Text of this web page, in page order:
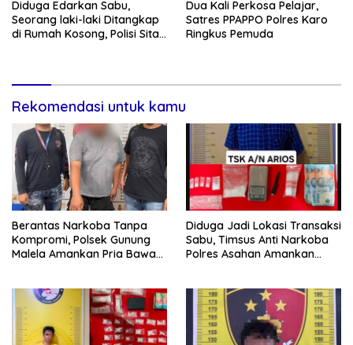
Diduga Edarkan Sabu,
Seorang laki-laki Ditangkap
di Rumah Kosong, Polisi Sita
Dua Kali Perkosa Pelajar,
Satres PPAPPO Polres Karo
Ringkus Pemuda
Rekomendasi untuk kamu
Berantas Narkoba Tanpa
Kompromi, Polsek Gunung
Malela Amankan Pria Bawa
Diduga Jadi Lokasi Transaksi
Sabu, Timsus Anti Narkoba
Polres Asahan Amankan